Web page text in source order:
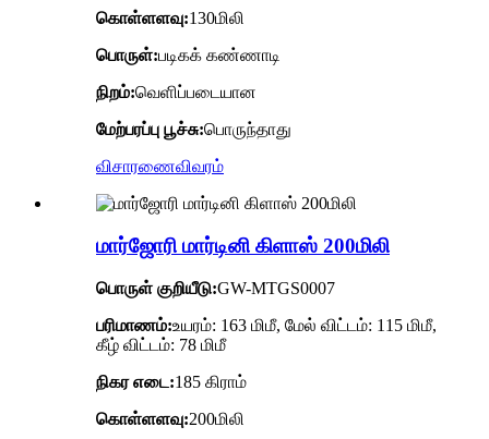
கொள்ளளவு:130மிலி
பொருள்:படிகக் கண்ணாடி
நிறம்:வெளிப்படையான
மேற்பரப்பு பூச்சு:பொருந்தாது
விசாரணைவிவரம்
மார்ஜோரி மார்டினி கிளாஸ் 200மிலி
பொருள் குறியீடு:GW-MTGS0007
பரிமாணம்:உயரம்: 163 மிமீ, மேல் விட்டம்: 115 மிமீ,
கீழ் விட்டம்: 78 மிமீ
நிகர எடை:185 கிராம்
கொள்ளளவு:200மிலி